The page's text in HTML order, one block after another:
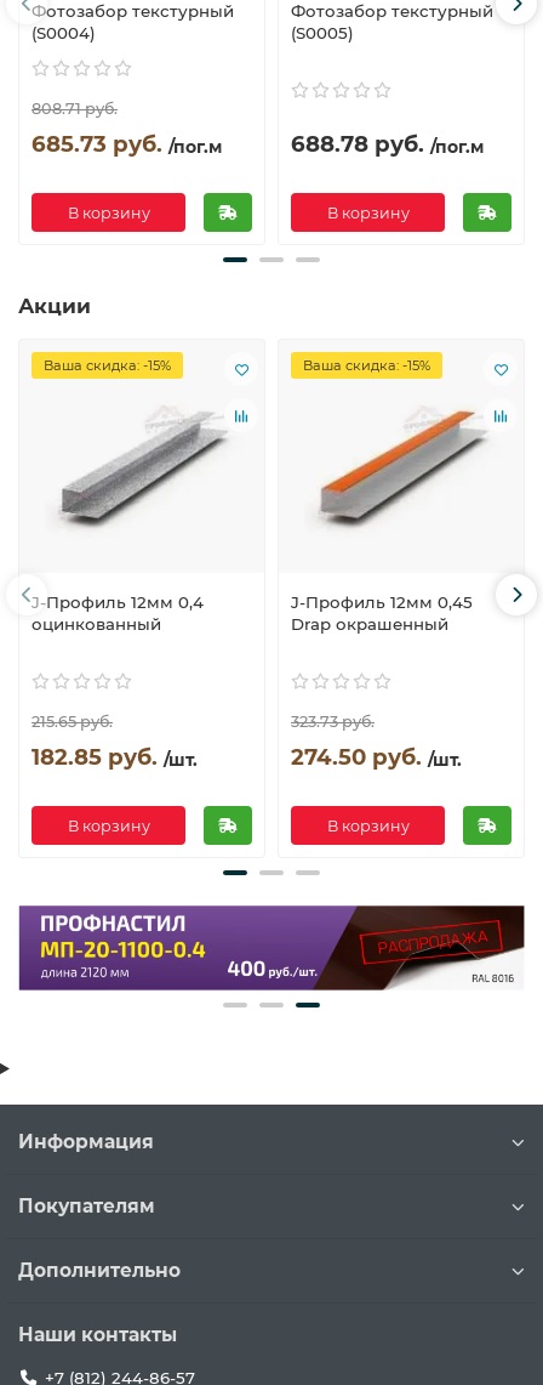
Фотозабор текстурный
(S0004)
808.71 руб.
685.73 руб. /пог.м
В корзину
Фотозабор текстурный
(S0005)
688.78 руб. /пог.м
В корзину
Акции
Ваша скидка: -15%
J-Профиль 12мм 0,4
оцинкованный
215.65 руб.
182.85 руб. /шт.
В корзину
Ваша скидка: -15%
J-Профиль 12мм 0,45
Drap окрашенный
323.73 руб.
274.50 руб. /шт.
В корзину
Информация
Покупателям
Дополнительно
Наши контакты
+7 (812) 244-86-57